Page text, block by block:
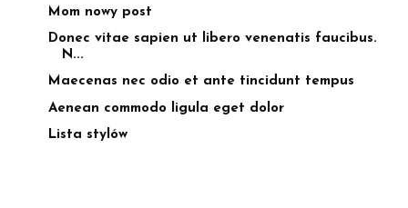
Mom nowy post
Donec vitae sapien ut libero venenatis faucibus.
N...
Maecenas nec odio et ante tincidunt tempus
Aenean commodo ligula eget dolor
Lista stylów